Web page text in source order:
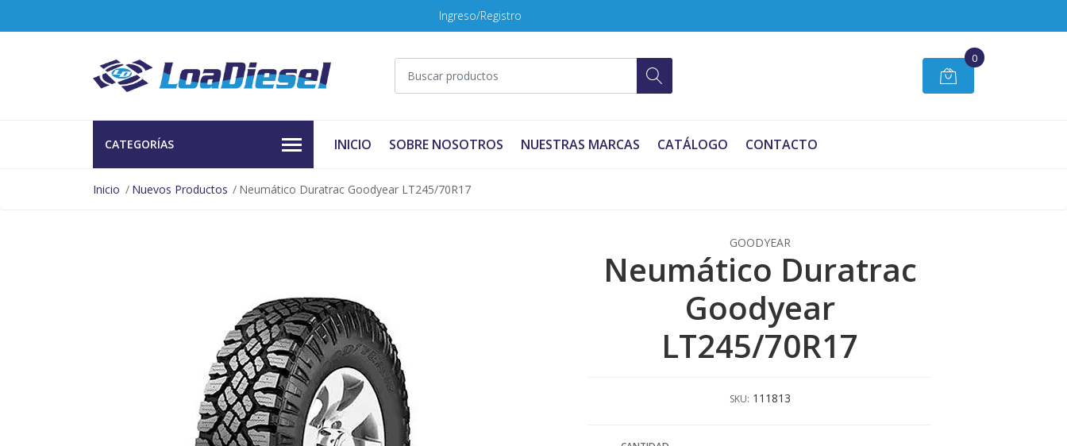
Ingreso/Registro
0
CATEGORÍAS INICIO SOBRE NOSOTROS NUESTRAS MARCAS CATÁLOGO CONTACTO
Inicio Nuevos Productos Neumático Duratrac Goodyear LT245/70R17
GOODYEAR
Neumático Duratrac
Goodyear
LT245/70R17
SKU: 111813